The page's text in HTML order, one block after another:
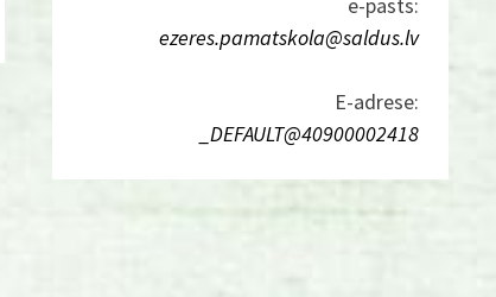
ezeres.pamatskola@saldus.lv
E-adrese:
_DEFAULT@40900002418